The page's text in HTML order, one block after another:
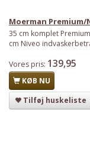
Moerman Premium/
35 cm komplet
cm Niveo
Vores pris: 139,95
KØB NU
Tilføj huskeliste